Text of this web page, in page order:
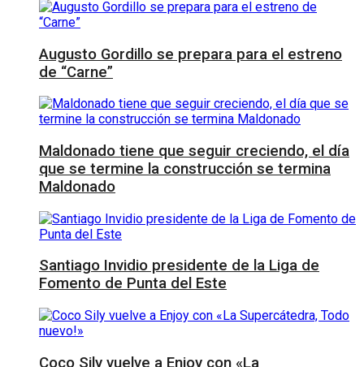
Augusto Gordillo se prepara para el estreno
de “Carne”
Maldonado tiene que seguir creciendo, el día
que se termine la construcción se termina
Maldonado
Santiago Invidio presidente de la Liga de
Fomento de Punta del Este
Coco Sily vuelve a Enjoy con «La